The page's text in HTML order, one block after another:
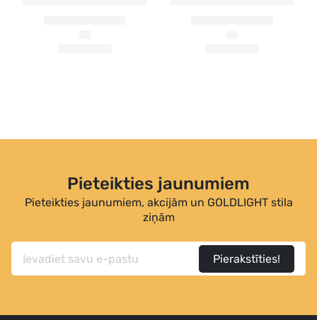
Pieteikties jaunumiem
Pieteikties jaunumiem, akcijām un GOLDLIGHT stila
ziņām
Pierakstīties!